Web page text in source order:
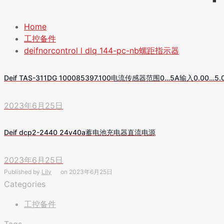
Home
工控备件
deifnorcontrol l dlq 144-pc-nb螺距指示器
Deif TAS-311DG 100085397.100电流传感器范围0…5A输入
2023年6月25日
Deif dcp2-2440 24v40a蓄电池充电器直流电源
2023年6月25日
Published by Lily on 2023年6月25日
Categories
工控备件